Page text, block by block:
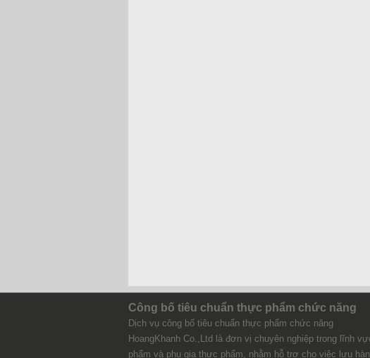
Công bố tiêu chuẩn thực phẩm chức năng
Dịch vụ công bố tiêu chuẩn thực phẩm chức năng
HoangKhanh Co.,Ltd là đơn vị chuyên nghiệp trong lĩnh
phẩm và phụ gia thực phẩm, nhằm hỗ trợ cho việc lưu